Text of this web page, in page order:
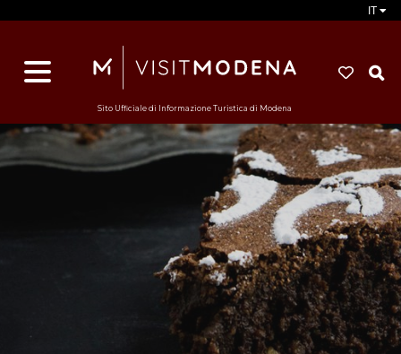
IT
Sito Ufficiale di Informazione Turistica di Modena